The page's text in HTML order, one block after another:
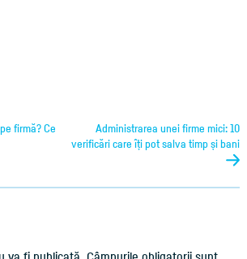
firmă? Ce
Administrarea unei firme mici: 10
verificări care îți pot salva timp și bani